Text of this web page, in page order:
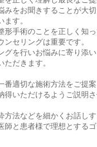
みをお聞きすることが大
す。
形手術のことを正しく知
セリングは重要です。
グを行いお悩みに寄り添い
だきます。
番適切な施術方法をご提案
得いただけるようご説明
方法などを細かくお話し
師と患者様で理想とする